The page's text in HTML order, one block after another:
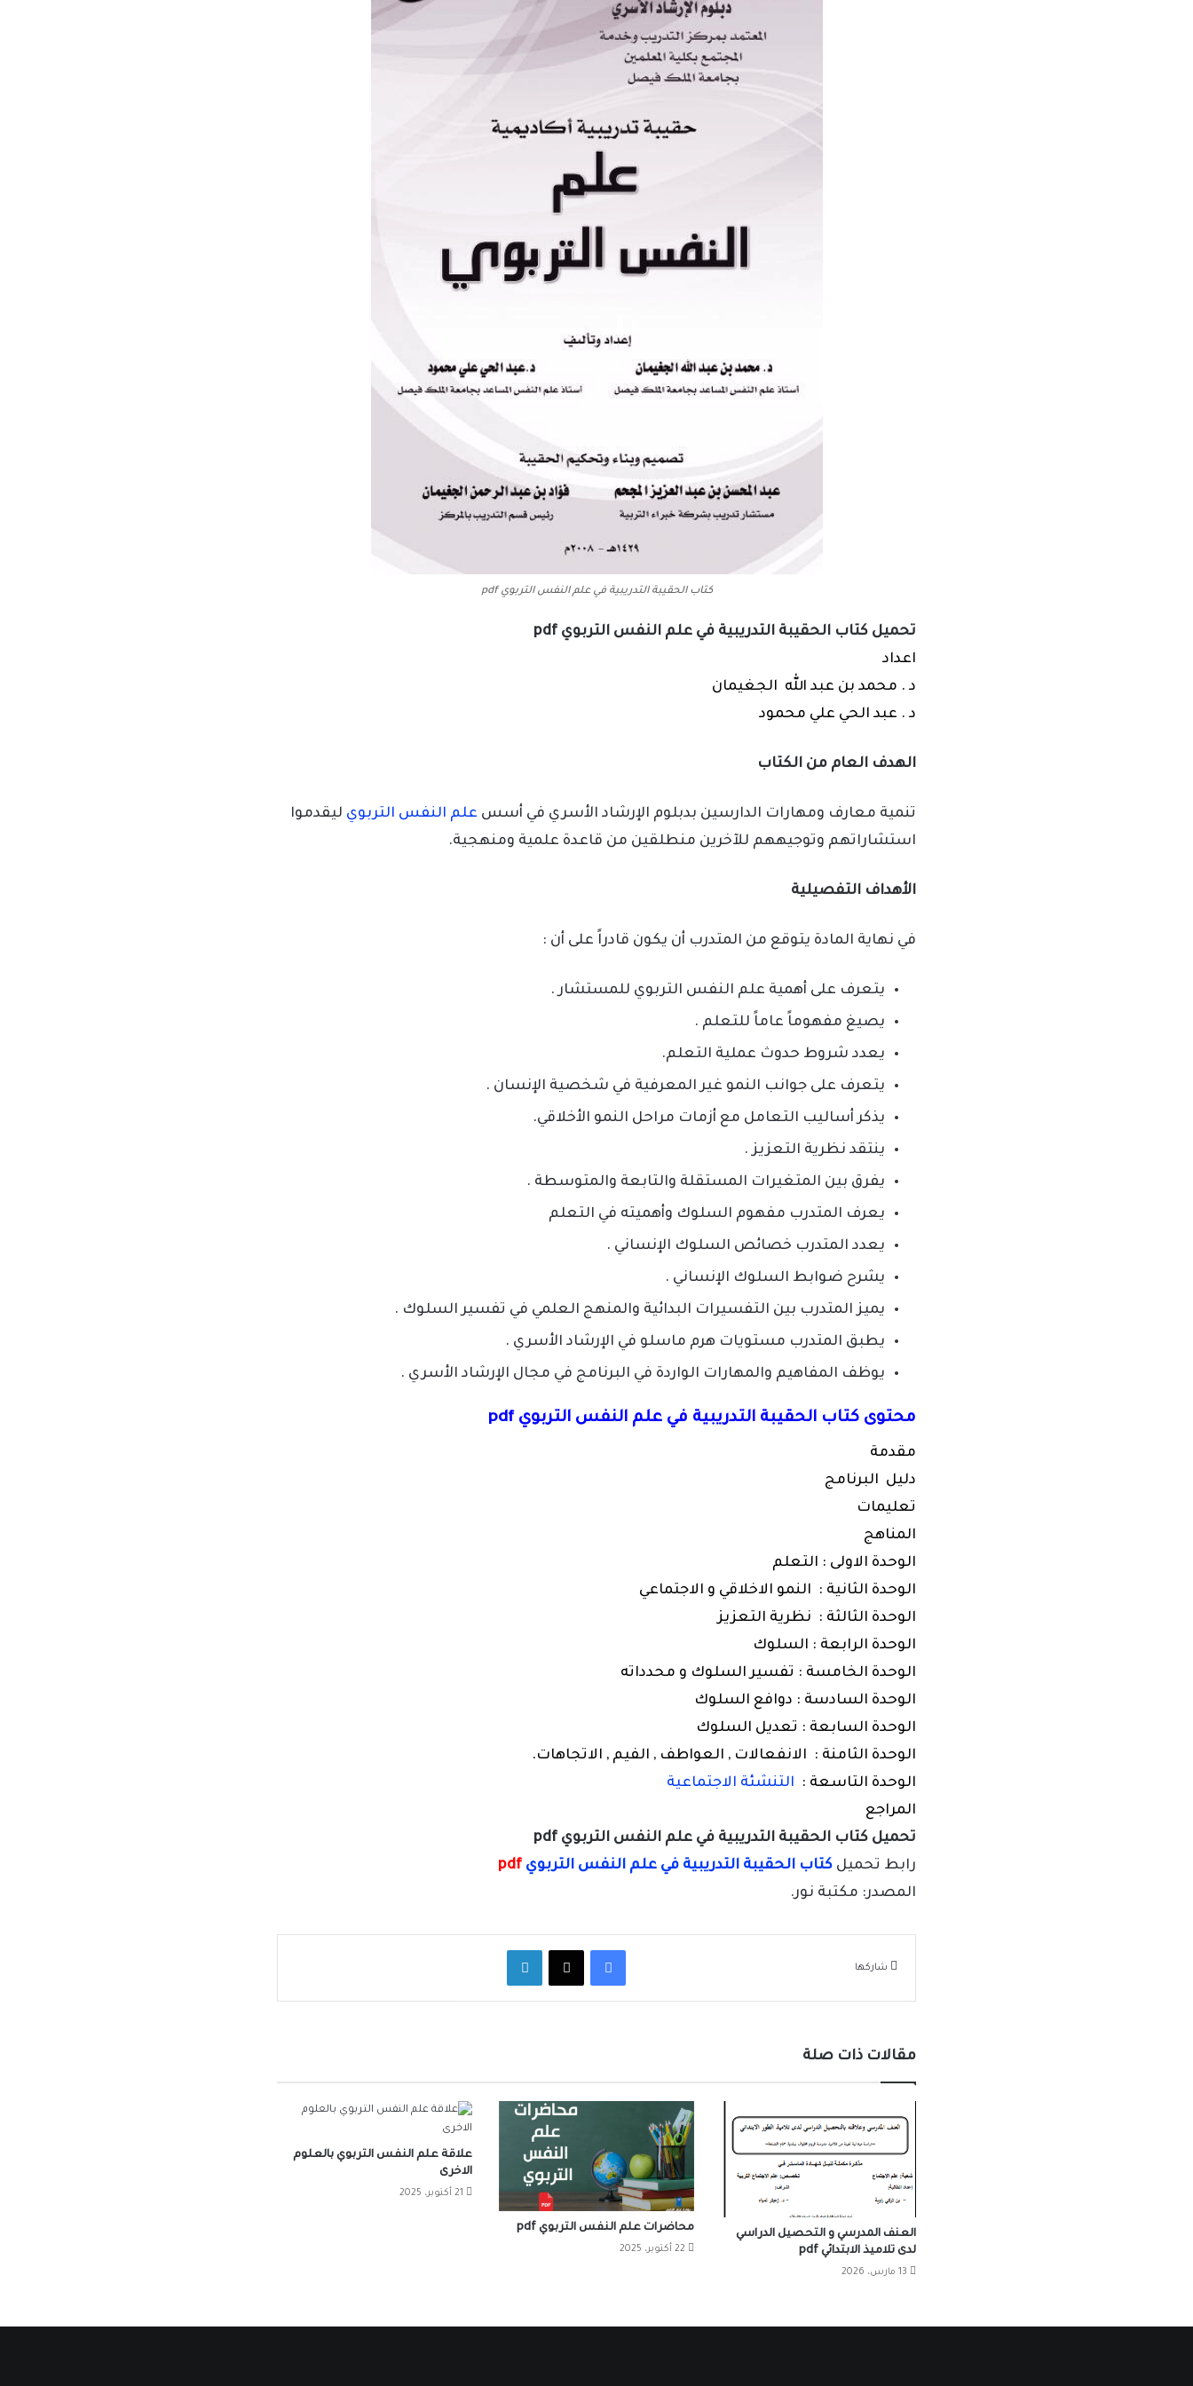
كتاب الحقيبة التدريبية في علم النفس التربوي pdf
تحميل كتاب الحقيبة التدريبية في علم النفس التربوي pdf
اعداد
د . محمد بن عبد الله الجغيمان
د . عبد الحي علي محمود
الهدف العام من الكتاب
تنمية معارف ومهارات الدارسين بدبلوم الإرشاد الأسري في أسس علم النفس التربوي ليقدموا
استشاراتهم وتوجيههم للآخرين منطلقين من قاعدة علمية ومنهجية.
الأهداف التفصيلية
في نهاية المادة يتوقع من المتدرب أن يكون قادراً على أن :
يتعرف على أهمية علم النفس التربوي للمستشار .
يصيغ مفهوماً عاماً للتعلم .
يعدد شروط حدوث عملية التعلم.
يتعرف على جوانب النمو غير المعرفية في شخصية الإنسان .
يذكر أساليب التعامل مع أزمات مراحل النمو الأخلاقي.
ينتقد نظرية التعزيز .
يفرق بين المتغيرات المستقلة والتابعة والمتوسطة .
يعرف المتدرب مفهوم السلوك وأهميته في التعلم
يعدد المتدرب خصائص السلوك الإنساني .
يشرح ضوابط السلوك الإنساني .
يميز المتدرب بين التفسيرات البدائية والمنهج العلمي في تفسير السلوك .
يطبق المتدرب مستويات هرم ماسلو في الإرشاد الأسري .
يوظف المفاهيم والمهارات الواردة في البرنامج في مجال الإرشاد الأسري .
محتوى كتاب الحقيبة التدريبية في علم النفس التربوي pdf
مقدمة
دليل البرنامج
تعليمات
المناهج
الوحدة الاولى : التعلم
الوحدة الثانية : النمو الاخلاقي و الاجتماعي
الوحدة الثالثة : نظرية التعزيز
الوحدة الرابعة : السلوك
الوحدة الخامسة : تفسير السلوك و محدداته
الوحدة السادسة : دوافع السلوك
الوحدة السابعة : تعديل السلوك
الوحدة الثامنة : الانفعالات , العواطف , الفيم , الاتجاهات.
الوحدة التاسعة :
التنشئة الاجتماعية
المراجع
تحميل كتاب الحقيبة التدريبية في علم النفس التربوي pdf
رابط تحميل كتاب الحقيبة التدريبية في علم النفس التربوي pdf
المصدر: مكتبة نور.
شاركها
فيسبوك
مقالات ذات صلة
العنف المدرسي و التحصيل الدراسي
لدى تلاميذ الابتدائي pdf
13 مارس، 2026
محاضرات علم النفس التربوي pdf
22 أكتوبر، 2025
علاقة علم النفس التربوي بالعلوم
الاخرى
21 أكتوبر، 2025